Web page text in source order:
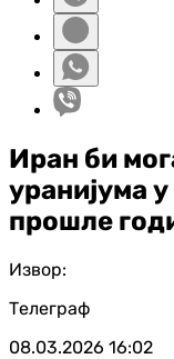
Иран би
уранијума
прошле
Извор:
Телеграф
08.03.2026 16:02